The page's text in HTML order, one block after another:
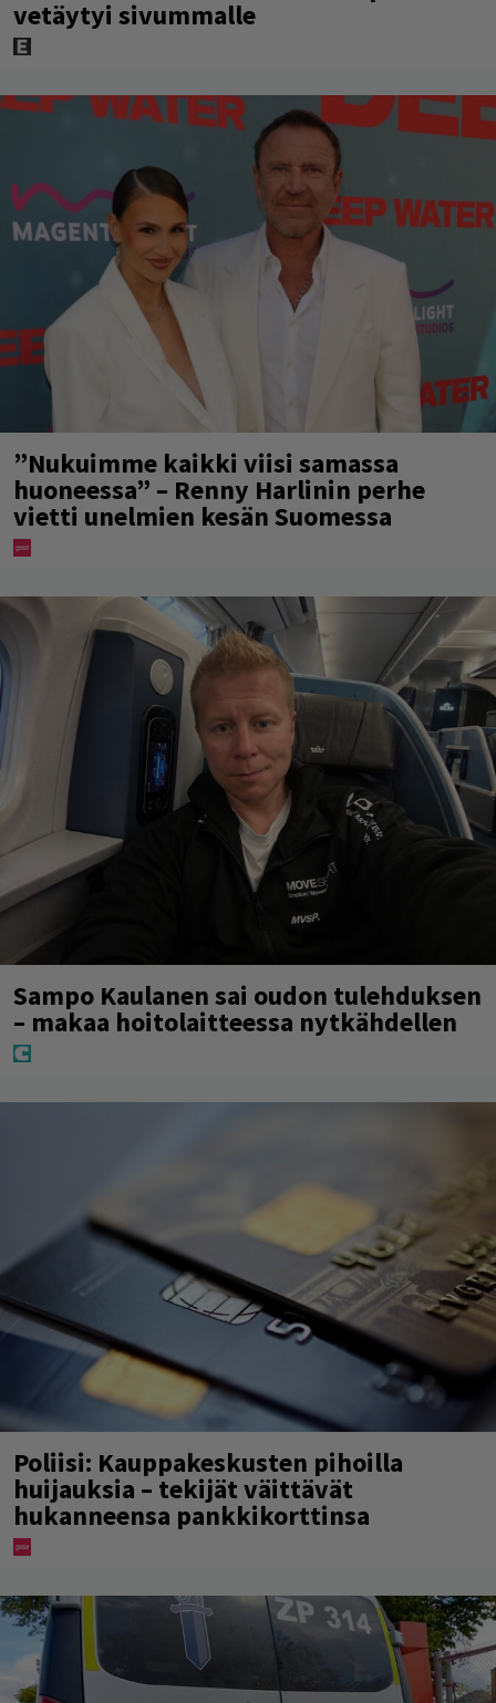
vetäytyi sivummalle
”Nukuimme kaikki viisi samassa
huoneessa” – Renny Harlinin perhe
vietti unelmien kesän Suomessa
Sampo Kaulanen sai oudon tulehduksen
– makaa hoitolaitteessa nytkähdellen
Poliisi: Kauppakeskusten pihoilla
huijauksia – tekijät väittävät
hukanneensa pankkikorttinsa